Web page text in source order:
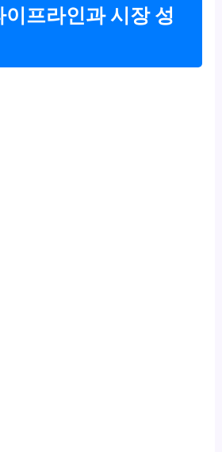
이프라인과 시장 성